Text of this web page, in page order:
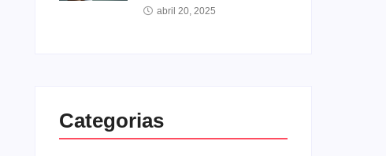
abril 20, 2025
Categorias